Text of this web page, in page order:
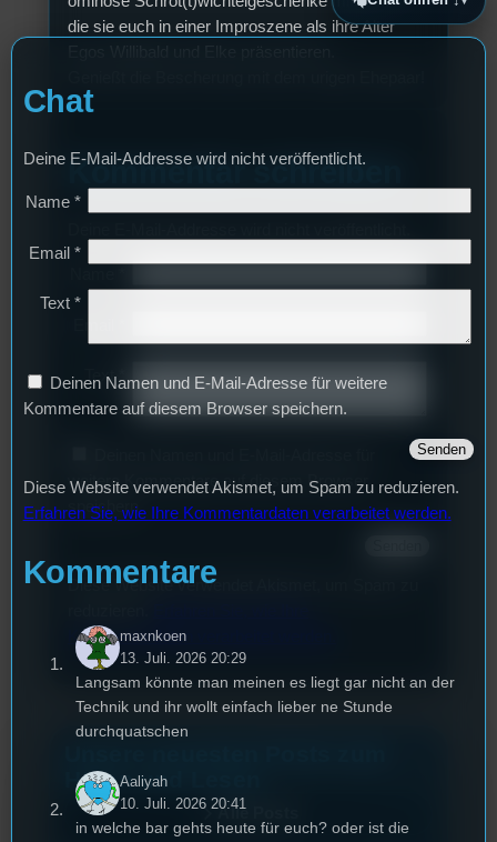
die sie euch in einer Improszene als ihre Alter
Kommentar schreiben
Text
weitere Kommentare auf diesem Browser
speichern.
Diese Website verwendet Akismet, um Spam zu
Kommentardaten verarbeitet werden.
Hören und Lesen
Alle Posts
Chat
Deine E-Mail-Addresse wird nicht veröffentlicht.
Name *
Email *
Text *
Deinen Namen und E-Mail-Adresse für weitere
Kommentare auf diesem Browser speichern.
Diese Website verwendet Akismet, um Spam zu reduzieren.
Erfahren Sie, wie Ihre Kommentardaten verarbeitet werden.
Kommentare
maxnkoen
13. Juli. 2026 20:29
Langsam könnte man meinen es liegt gar nicht an der
Technik und ihr wollt einfach lieber ne Stunde
durchquatschen
Aaliyah
10. Juli. 2026 20:41
in welche bar gehts heute für euch? oder ist die